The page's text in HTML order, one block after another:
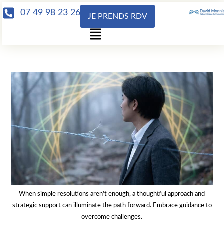
07 49 98 23 26 JE PRENDS RDV
When simple resolutions aren't enough, a thoughtful approach and
strategic support can illuminate the path forward. Embrace guidance to
overcome challenges.